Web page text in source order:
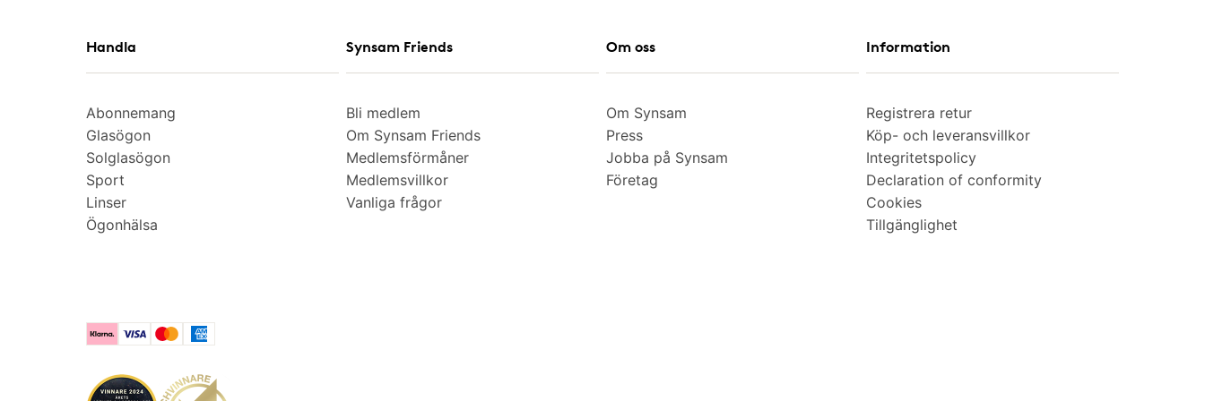
Handla
Abonnemang
Glasögon
Solglasögon
Sport
Linser
Ögonhälsa
Synsam Friends
Bli medlem
Om Synsam Friends
Medlemsförmåner
Medlemsvillkor
Vanliga frågor
Om oss
Om Synsam
Press
Jobba på Synsam
Företag
Information
Registrera retur
Köp- och leveransvillkor
Integritetspolicy
Declaration of conformity
Cookies
Tillgänglighet
KlarnaVisa MastercardAmerican Express